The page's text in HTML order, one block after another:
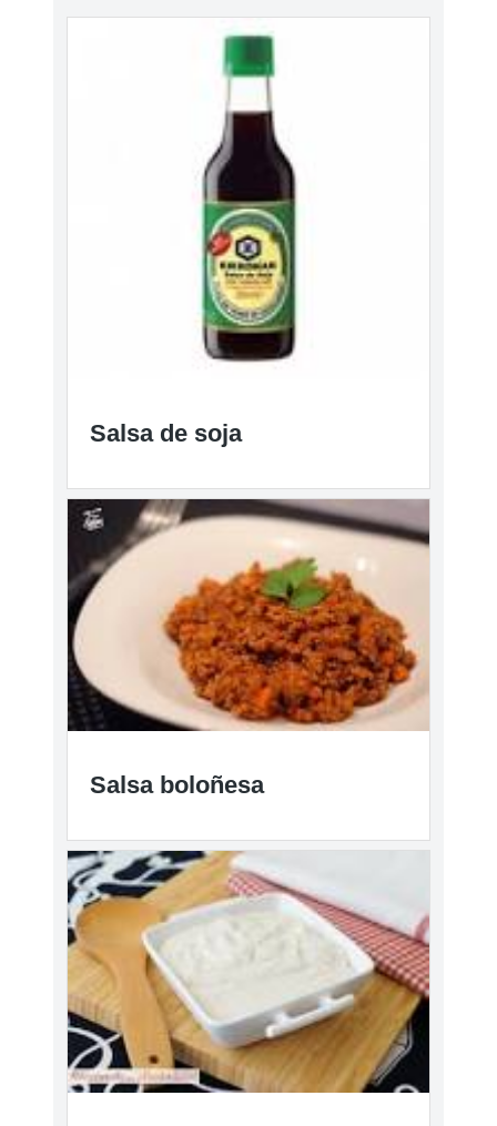
Salsa de soja
Salsa boloñesa